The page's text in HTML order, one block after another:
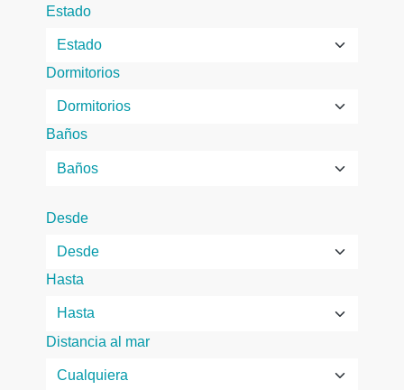
Estado
Dormitorios
Baños
Desde
Hasta
Distancia al mar